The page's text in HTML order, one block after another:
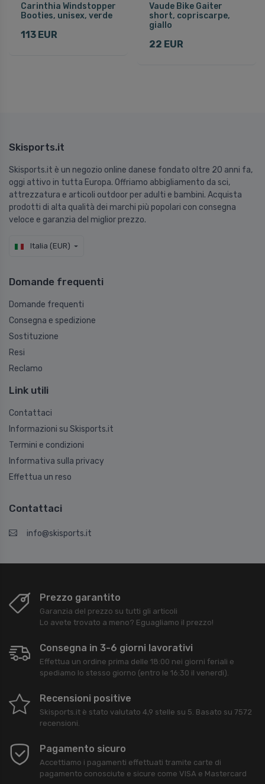
Carinthia Windstopper
Booties, unisex, verde
113 EUR
Vaude Bike Gaiter
short, copriscarpe,
giallo
22 EUR
Skisports.it
Skisports.it è un negozio online danese fondato oltre 20 anni fa,
oggi attivo in tutta Europa. Offriamo abbigliamento da sci,
attrezzatura e articoli outdoor per adulti e bambini. Acquista
prodotti di alta qualità dei marchi più popolari con consegna
veloce e garanzia del miglior prezzo.
Italia (EUR)
Domande frequenti
Domande frequenti
Consegna e spedizione
Sostituzione
Resi
Reclamo
Link utili
Contattaci
Informazioni su Skisports.it
Termini e condizioni
Informativa sulla privacy
Effettua un reso
Contattaci
info@skisports.it
Prezzo garantito
Garanzia del prezzo su tutti gli articoli
Lo avete trovato a meno? Eguagliamo il prezzo!
Consegna in 3-6 giorni lavorativi
Effettua un ordine prima delle 18:00 nei giorni feriali e
spediamo lo stesso giorno (entro le 16:30 il venerdì).
Recensioni positive
Skisports.it è stato valutato 4,9 stelle su 5. Basato su 7572
recensioni.
Pagamento sicuro
Accettiamo i pagamenti effettuati tramite carte di
pagamento conosciute e sicure come VISA e Mastercard